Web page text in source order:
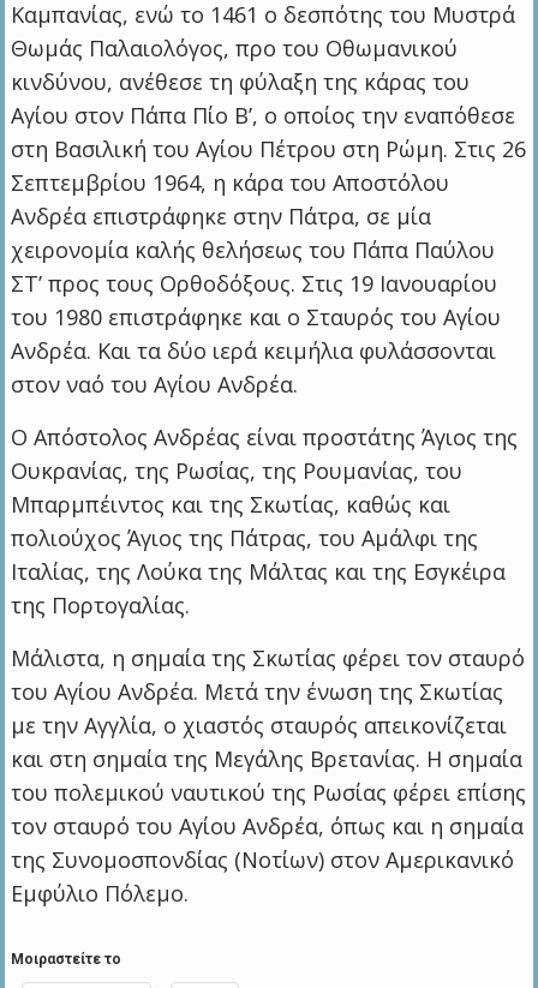
Καμπανίας, ενώ το 1461 ο δεσπότης του Μυστρά
Θωμάς Παλαιολόγος, προ του Οθωμανικού
κινδύνου, ανέθεσε τη φύλαξη της κάρας του
Αγίου στον Πάπα Πίο Β’, ο οποίος την εναπόθεσε
στη Βασιλική του Αγίου Πέτρου στη Ρώμη. Στις 26
Σεπτεμβρίου 1964, η κάρα του Αποστόλου
Ανδρέα επιστράφηκε στην Πάτρα, σε μία
χειρονομία καλής θελήσεως του Πάπα Παύλου
ΣΤ’ προς τους Ορθοδόξους. Στις 19 Ιανουαρίου
του 1980 επιστράφηκε και ο Σταυρός του Αγίου
Ανδρέα. Και τα δύο ιερά κειμήλια φυλάσσονται
στον ναό του Αγίου Ανδρέα.
Ο Απόστολος Ανδρέας είναι προστάτης Άγιος της
Ουκρανίας, της Ρωσίας, της Ρουμανίας, του
Μπαρμπέιντος και της Σκωτίας, καθώς και
πολιούχος Άγιος της Πάτρας, του Αμάλφι της
Ιταλίας, της Λούκα της Μάλτας και της Εσγκέιρα
της Πορτογαλίας.
Μάλιστα, η σημαία της Σκωτίας φέρει τον σταυρό
του Αγίου Ανδρέα. Μετά την ένωση της Σκωτίας
με την Αγγλία, ο χιαστός σταυρός απεικονίζεται
και στη σημαία της Μεγάλης Βρετανίας. Η σημαία
του πολεμικού ναυτικού της Ρωσίας φέρει επίσης
τον σταυρό του Αγίου Ανδρέα, όπως και η σημαία
της Συνομοσπονδίας (Νοτίων) στον Αμερικανικό
Εμφύλιο Πόλεμο.
Μοιραστείτε το